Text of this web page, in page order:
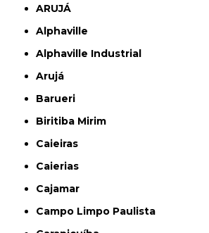
ARUJÁ
Alphaville
Alphaville Industrial
Arujá
Barueri
Biritiba Mirim
Caieiras
Caierias
Cajamar
Campo Limpo Paulista